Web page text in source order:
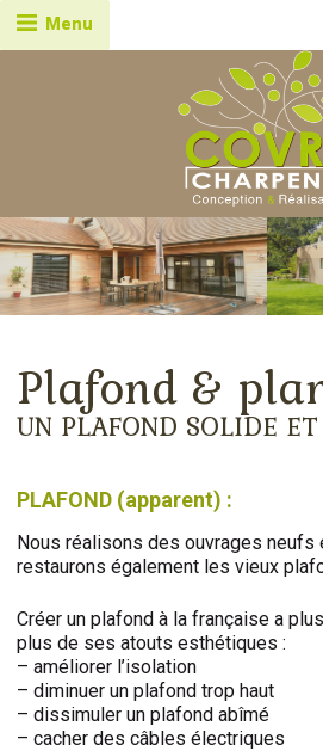
Skip
Menu
Plafond &
UN PLAFOND SOLIDE
PLAFOND (apparent) :
Nous réalisons des ouvrages neufs
restaurons également les vieux
Créer un plafond à la française a
plus de ses atouts esthétiques :
– améliorer l’isolation
– diminuer un plafond trop haut
– dissimuler un plafond abîmé
– cacher des câbles électriques